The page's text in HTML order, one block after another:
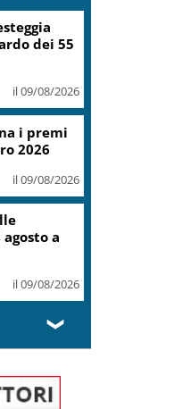
dei 55
il 09/08/2026
i premi
2026
il 09/08/2026
a
il 09/08/2026
❯